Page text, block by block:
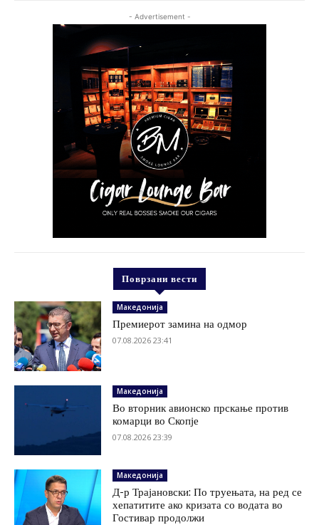
- Advertisement -
Поврзани вести
Македонија
Премиерот замина на одмор
07.08.2026 23:41
Македонија
Во вторник авионско прскање против
комарци во Скопје
07.08.2026 23:39
Македонија
Д-р Трајановски: По труењата, на ред се
хепатитите ако кризата со водата во
Гостивар продолжи